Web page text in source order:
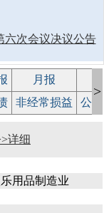
六次会议决议公告
月报
非经常损益 公
>
详细
用品制造业